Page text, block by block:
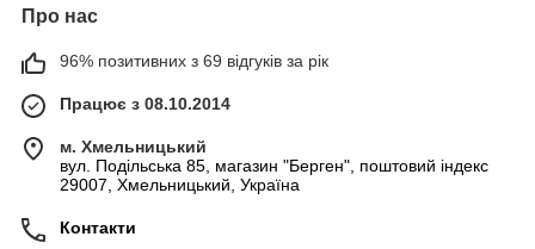
Про нас
96% позитивних з 69 відгуків за рік
Працює з 08.10.2014
м. Хмельницький
вул. Подільська 85, магазин "Берген", поштовий індекс
29007, Хмельницький, Україна
Контакти